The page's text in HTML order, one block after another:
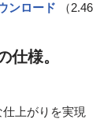
ンロード
（2.46
仕様。
上がりを実現